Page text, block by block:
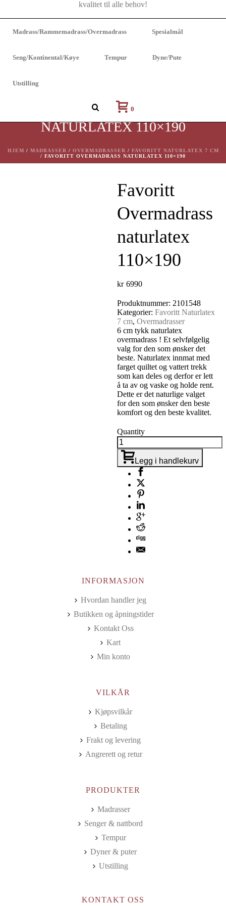
Madrass/Rammemadrass/Overmadrass Spesialmål
Seng/Kontinental/Køye Tempur Dyne/Pute
Utstilling
0
FAVORITT OVERMADRASS
NATURLATEX 110×190
HJEM / MADRASSER / OVERMADRASSER / FAVORITT NATURLATEX 7 CM
/ FAVORITT OVERMADRASS NATURLATEX 110×190
Favoritt
Overmadrass
naturlatex
110×190
kr 6990
Produktnummer: 2101548
Kategorier:Favoritt Naturlatex
7 cm,Overmadrasser
6 cm tykk naturlatex
overmadrass ! Et selvfølgelig
valg for den som ønsker det
beste. Naturlatex innmat med
farget quiltet og vattert trekk
som kan deles og derfor er lett
å ta av og vaske og holde rent.
Dette er det naturlige valget
for den som ønsker den beste
komfort og den beste kvalitet.
Quantity
Legg i handlekurv
INFORMASJON
Hvordan handler jeg
Butikken og åpningstider
Kontakt Oss
Kart
Min konto
VILKÅR
Kjøpsvilkår
Betaling
Frakt og levering
Angrerett og retur
PRODUKTER
Madrasser
Senger & nattbord
Tempur
Dyner & puter
Utstilling
KONTAKT OSS